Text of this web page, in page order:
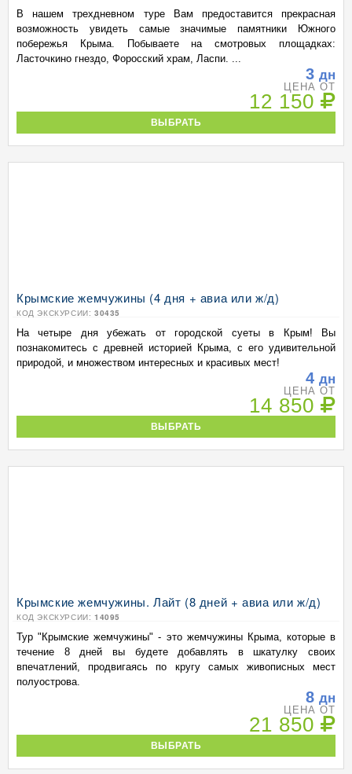
В нашем трехдневном туре Вам предоставится прекрасная
возможность увидеть самые значимые памятники Южного
побережья Крыма. Побываете на смотровых площадках:
Ласточкино гнездо, Форосский храм, Ласпи. ...
3 дн
ЦЕНА ОТ
12 150
ВЫБРАТЬ
Крымские жемчужины (4 дня + авиа или ж/д)
КОД ЭКСКУРСИИ: 30435
На четыре дня убежать от городской суеты в Крым! Вы
познакомитесь с древней историей Крыма, с его удивительной
природой, и множеством интересных и красивых мест!
4 дн
ЦЕНА ОТ
14 850
ВЫБРАТЬ
Крымские жемчужины. Лайт (8 дней + авиа или ж/д)
КОД ЭКСКУРСИИ: 14095
Тур "Крымские жемчужины" - это жемчужины Крыма, которые в
течение 8 дней вы будете добавлять в шкатулку своих
впечатлений, продвигаясь по кругу самых живописных мест
полуострова.
8 дн
ЦЕНА ОТ
21 850
ВЫБРАТЬ